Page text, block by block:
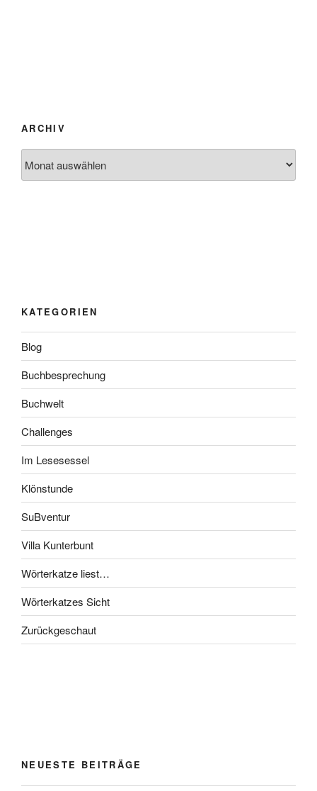
ARCHIV
KATEGORIEN
Blog
Buchbesprechung
Buchwelt
Challenges
Im Lesesessel
Klönstunde
SuBventur
Villa Kunterbunt
Wörterkatze liest…
Wörterkatzes Sicht
Zurückgeschaut
NEUESTE BEITRÄGE